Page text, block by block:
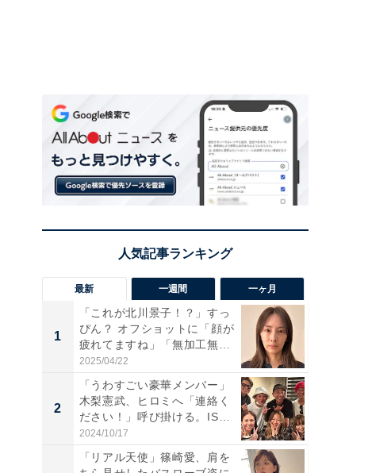
最新 一週間 一ヶ月
1
「これが北川景子！？」すっ
ぴん？ オフショットに「顔が
疲れてますね」「無加工無
表...
2025/04/22
2
「うわすごい豪華メンバー」
木梨憲武、ヒロミへ「連絡く
ださい！」呼び掛ける。IS
S...
2024/10/17
「リアル天使」篠崎愛、肩を